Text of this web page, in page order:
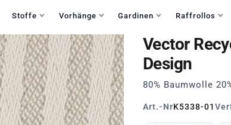
Stoffe Vorhänge Gardinen Raffrollos
Vector
Design
80% Baumwolle
Art.-NrK5338-01